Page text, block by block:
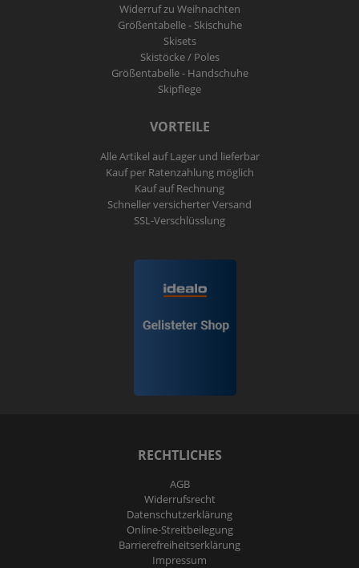
Widerruf zu Weihnachten
Größentabelle - Skischuhe
Skisets
Skistöcke / Poles
Größentabelle - Handschuhe
Skipflege
VORTEILE
Alle Artikel auf Lager und lieferbar
Kauf per Ratenzahlung möglich
Kauf auf Rechnung
Schneller versicherter Versand
SSL-Verschlüsslung
RECHTLICHES
AGB
Widerrufs­recht
Daten­schutz­erklärung
Online-Streitbeilegung
Barrierefreiheitserklärung
Impressum